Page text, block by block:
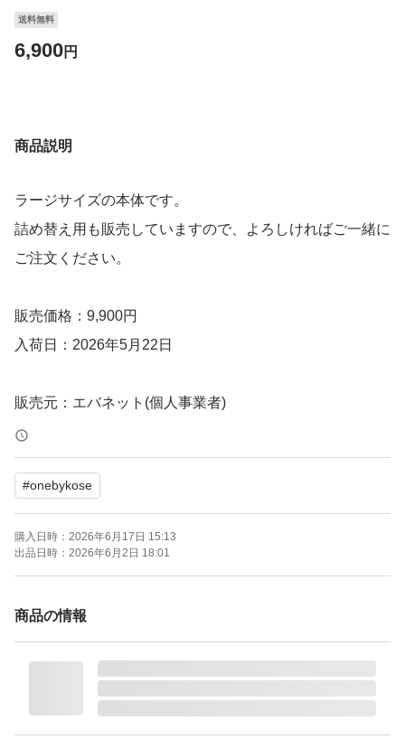
送料無料
6,900円
商品説明
ラージサイズの本体です。
詰め替え用も販売していますので、よろしければご一緒に
ご注文ください。
販売価格：9,900円
入荷日：2026年5月22日
販売元：エバネット(個人事業者)
当店では代表者が購入した私物の販売を行っております。
化粧品類においては全て店頭購入後、エバネット内で管理
した物のみ出品しています。インボイスに対応しています
ので、領収書が必要な方はメッセージよりご連絡くださ
い。
☆お値引きは行っておりません。
☆おまとめ等、購入方法についてはお気軽にご相談くださ
#onebykose
購入日時： 2026年6月17日 15:13
出品日時： 2026年6月2日 18:01
商品の情報